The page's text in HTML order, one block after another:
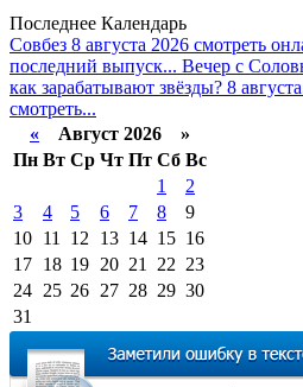
Последнее Календарь
Совбез 8 августа 2026 смотреть
последний выпуск... Вечер с
как зарабатывают звёзды? 8
смотреть...
« Август 2026 »
Пн Вт Ср Чт Пт Сб Вс
1
2
3
4 5 6 7 8
9
10 11 12 13 14 15 16
17 18 19 20 21 22 23
24 25 26 27 28 29 30
31